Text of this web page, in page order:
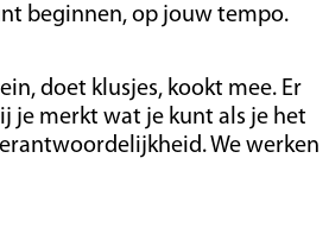
beginnen, op jouw tempo.
doet klusjes, kookt mee. Er
je merkt wat je kunt als je het
We werken